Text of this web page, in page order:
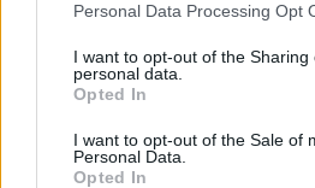
Personal Data Processing Opt
I want to opt-out of the Sharing
personal data.
Opted In
I want to opt-out of the Sale of
Personal Data.
Opted In